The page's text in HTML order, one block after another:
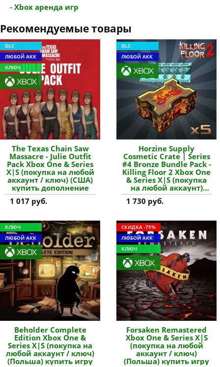
- Xbox аренда игр
Рекомендуемые товары
DLC
ЛЮБОЙ АКК
КЛЮЧ
The Texas Chain Saw
Massacre - Julie Outfit
Pack Xbox One & Series
X|S (покупка на любой
аккаунт / ключ) (США)
купить дополнение
1 017 руб.
DLC
ЛЮБОЙ АКК
Horzine Supply
Cosmetic Crate | Series
#4 Bronze Bundle Pack -
Killing Floor 2 Xbox One
& Series X|S (покупка
на любой аккаунт)
(США) купить
дополнение
1 730 руб.
КЛЮЧ
ЛЮБОЙ АКК
Beholder Complete
Edition Xbox One &
Series X|S (покупка на
любой аккаунт / ключ)
(Польша) купить игру
СКИДКА -75%
ЛЮБОЙ АКК
КЛЮЧ
Forsaken Remastered
Xbox One & Series X|S
(покупка на любой
аккаунт / ключ)
(Польша) купить игру